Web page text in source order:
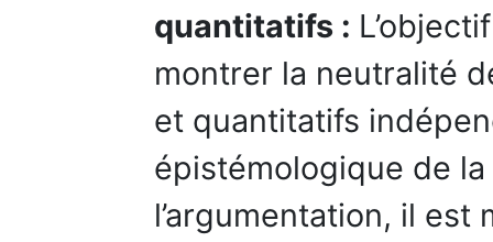
quantitatifs :
montrer la neutralité
et quantitatifs
épistémologique de
l’argumentation, il